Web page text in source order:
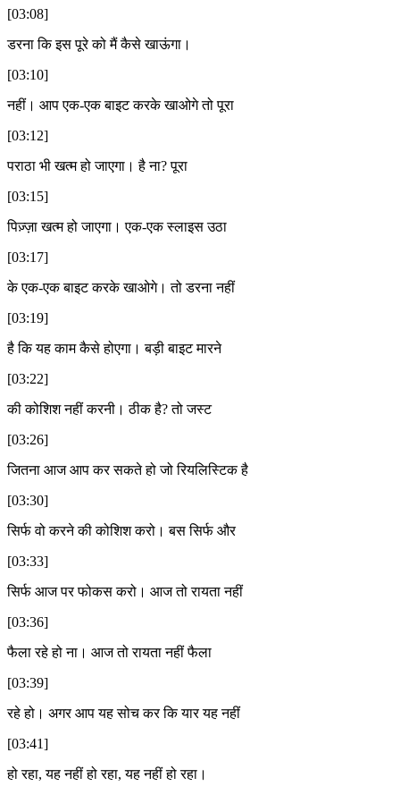
[03:08]
डरना कि इस पूरे को मैं कैसे खाऊंगा।
[03:10]
नहीं। आप एक-एक बाइट करके खाओगे तो पूरा
[03:12]
पराठा भी खत्म हो जाएगा। है ना? पूरा
[03:15]
पिज़्ज़ा खत्म हो जाएगा। एक-एक स्लाइस उठा
[03:17]
के एक-एक बाइट करके खाओगे। तो डरना नहीं
[03:19]
है कि यह काम कैसे होएगा। बड़ी बाइट मारने
[03:22]
की कोशिश नहीं करनी। ठीक है? तो जस्ट
[03:26]
जितना आज आप कर सकते हो जो रियलिस्टिक है
[03:30]
सिर्फ वो करने की कोशिश करो। बस सिर्फ और
[03:33]
सिर्फ आज पर फोकस करो। आज तो रायता नहीं
[03:36]
फैला रहे हो ना। आज तो रायता नहीं फैला
[03:39]
रहे हो। अगर आप यह सोच कर कि यार यह नहीं
[03:41]
हो रहा, यह नहीं हो रहा, यह नहीं हो रहा।